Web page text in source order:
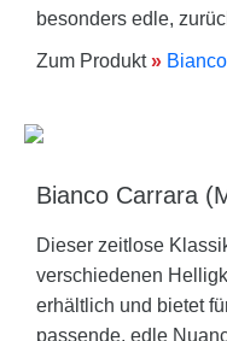
besonders edle,
Zum Produkt»
Bianco Carrara
Dieser zeitlose
verschiedenen
erhältlich und bietet
passende, edle